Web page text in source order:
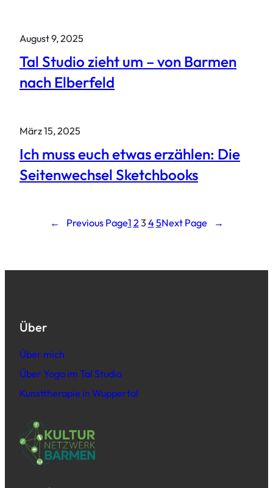
August 9, 2025
Tal Studio zieht um – von Barmen
nach Elberfeld
März 15, 2025
Ich muss euch etwas erzählen: Die
Seitenwechsel Sketchbooks
← Previous Page1 23 45Next Page →
Über
Über mich
Über Yoga im Tal Studio
Kunsttherapie in Wuppertal